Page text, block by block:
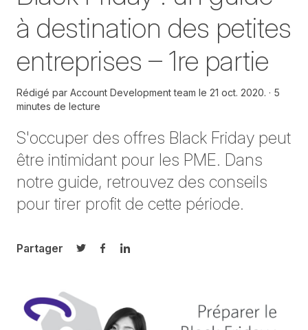
à destination des petites
entreprises – 1re partie
Rédigé par Account Development team le 21 oct. 2020.
5
minutes de lecture
S'occuper des offres Black Friday peut
être intimidant pour les PME. Dans
notre guide, retrouvez des conseils
pour tirer profit de cette période.
Partager
Partager sur Twitter
Partager sur Facebook
Partager sur LinkedIn